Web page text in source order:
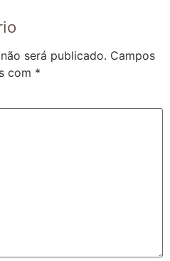
será publicado. Campos
com *